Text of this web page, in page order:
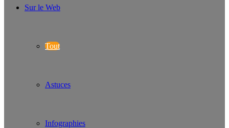
Sur le Web
Tout
Astuces
Infographies